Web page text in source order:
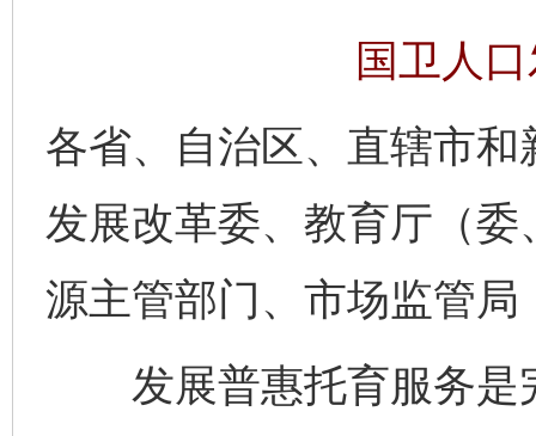
国卫人
各省、自治区、直辖市
发展改革委、教育厅（
源主管部门、市场监管
发展普惠托育服务是